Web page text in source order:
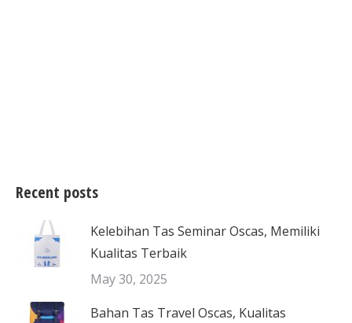
Recent posts
Kelebihan Tas Seminar Oscas, Memiliki
Kualitas Terbaik
May 30, 2025
Bahan Tas Travel Oscas, Kualitas